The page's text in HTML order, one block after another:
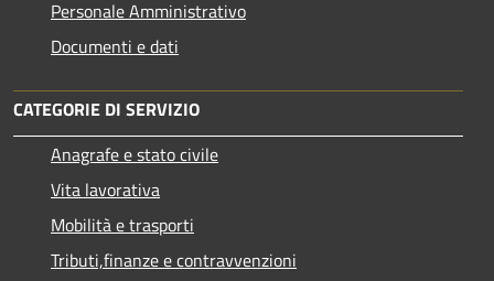
Personale Amministrativo
Documenti e dati
CATEGORIE DI SERVIZIO
Anagrafe e stato civile
Vita lavorativa
Mobilità e trasporti
Tributi,finanze e contravvenzioni